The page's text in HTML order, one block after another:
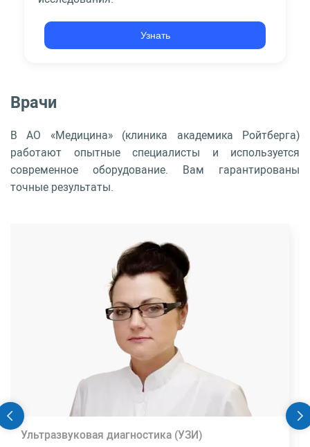
Узнать
Врачи
В АО «Медицина» (клиника академика Ройтберга)
работают опытные специалисты и используется
современное оборудование. Вам гарантированы
точные результаты.
Ультразвуковая диагностика (УЗИ)